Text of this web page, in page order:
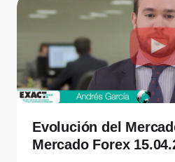
Evolución del
Mercado Forex